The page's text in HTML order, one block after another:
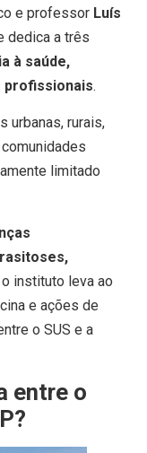
e professor Luís
dedica a três
à saúde,
profissionais.
urbanas, rurais,
limitado
o instituto leva ao
e ações de
o SUS e a
entre o